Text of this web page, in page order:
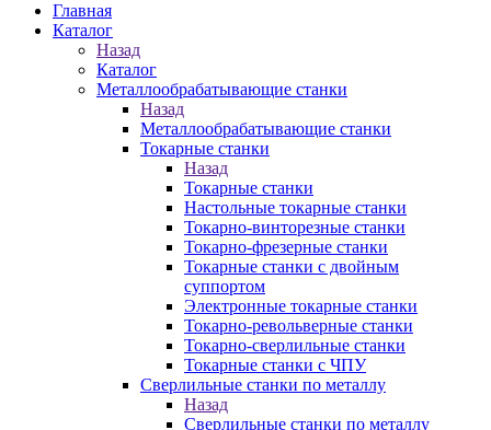
Главная
Каталог
Назад
Каталог
Металлообрабатывающие станки
Назад
Металлообрабатывающие станки
Токарные станки
Назад
Токарные станки
Настольные токарные станки
Токарно-винторезные станки
Токарно-фрезерные станки
Токарные станки с двойным
суппортом
Электронные токарные станки
Токарно-револьверные станки
Токарно-сверлильные станки
Токарные станки с ЧПУ
Сверлильные станки по металлу
Назад
Сверлильные станки по металлу